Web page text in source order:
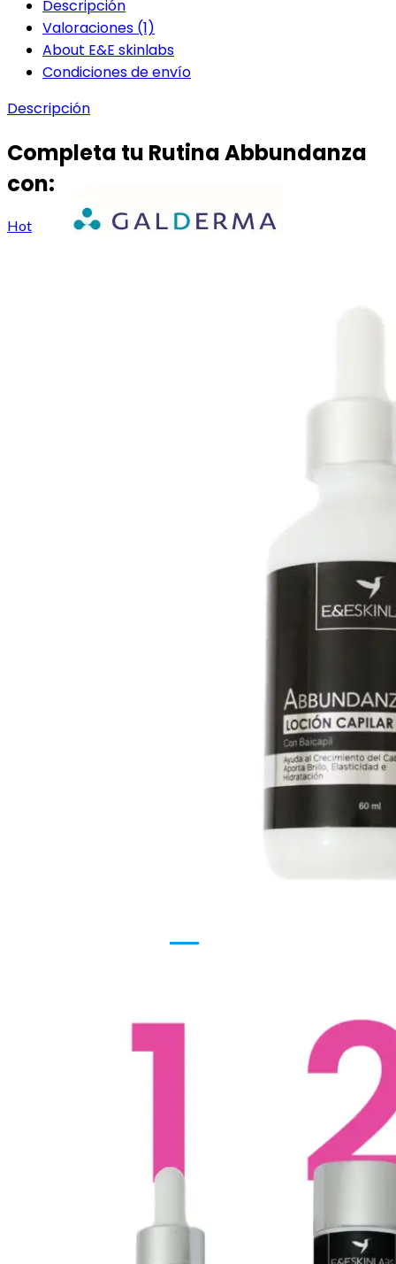
Descripción
Valoraciones (1)
About E&E skinlabs
Condiciones de envío
Descripción
Completa tu Rutina Abbundanza
con:
Hot